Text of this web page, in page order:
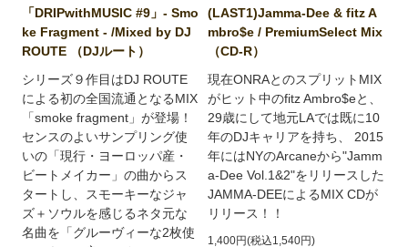
「DRIPwithMUSIC #9」- Smo
ke Fragment - /Mixed by DJ
ROUTE （DJルート）
シリーズ９作目はDJ ROUTE
による初の全国流通となるMIX
「smoke fragment」が登場！
センスのよいサンプリング使
いの「現行・ヨーロッパ産・
ビートメイカー」の曲からス
タートし、スモーキーなジャ
ズ＋ソウルを感じるネタ元な
名曲を「グルーヴィーな2枚使
(LAST1)Jamma-Dee & fitz A
mbro$e / PremiumSelect Mix
（CD-R）
現在ONRAとのスプリットMIX
がヒット中のfitz Ambro$eと、
29歳にして地元LAでは既に10
年のDJキャリアを持ち、 2015
年にはNYのArcaneから"Jamm
a-Dee Vol.1&2"をリリースした
JAMMA-DEEによるMIX CDが
リリース！！
1,400円(税込1,540円)